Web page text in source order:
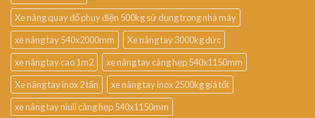
Xe nâng quay đổ phuy điện 500kg sử dụng trong nhà máy
xe nâng tay 540x2000mm
Xe nâng tay 3000kg đức
xe nâng tay cao 1m2
xe nâng tay càng hẹp 540x1150mm
Xe nâng tay inox 2 tấn
xe nâng tay inox 2500kg giá tốt
xe nâng tay niuli càng hẹp 540x1150mm